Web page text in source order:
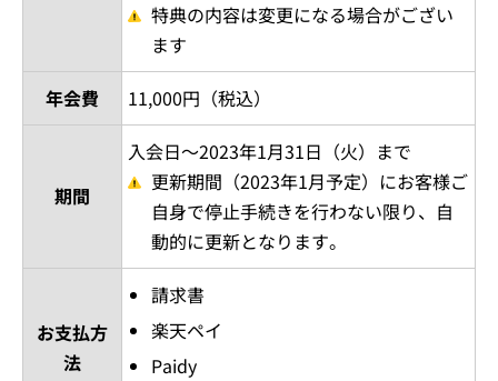
特典の内容は変更になる場合がござい
ます
年会費
11,000円（税込）
期間
入会日～2023年1月31日（火）まで
更新期間（2023年1月予定）にお客様ご
自身で停止手続きを行わない限り、自
動的に更新となります。
お支払方
法
請求書
楽天ペイ
Paidy